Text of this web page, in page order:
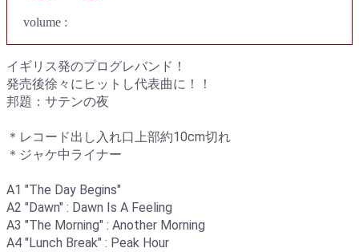
volume :
イギリス発のプログレバンド！
発売後徐々にヒットし代表曲に！！
邦題：サテンの夜
＊レコード出し入れ口上部約10cm切れ
＊ジャケ中ライナー
A1 "The Day Begins"
A2 "Dawn" : Dawn Is A Feeling
A3 "The Morning" : Another Morning
A4 "Lunch Break" : Peak Hour